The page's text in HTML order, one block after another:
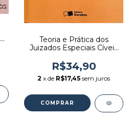
Teoria e Prática dos
Juizados Especiais Cíveis
Autor: Ricardo Cunha
Chimenti (2009) [usado]
R$34,90
2 x de R$17,45 sem juros